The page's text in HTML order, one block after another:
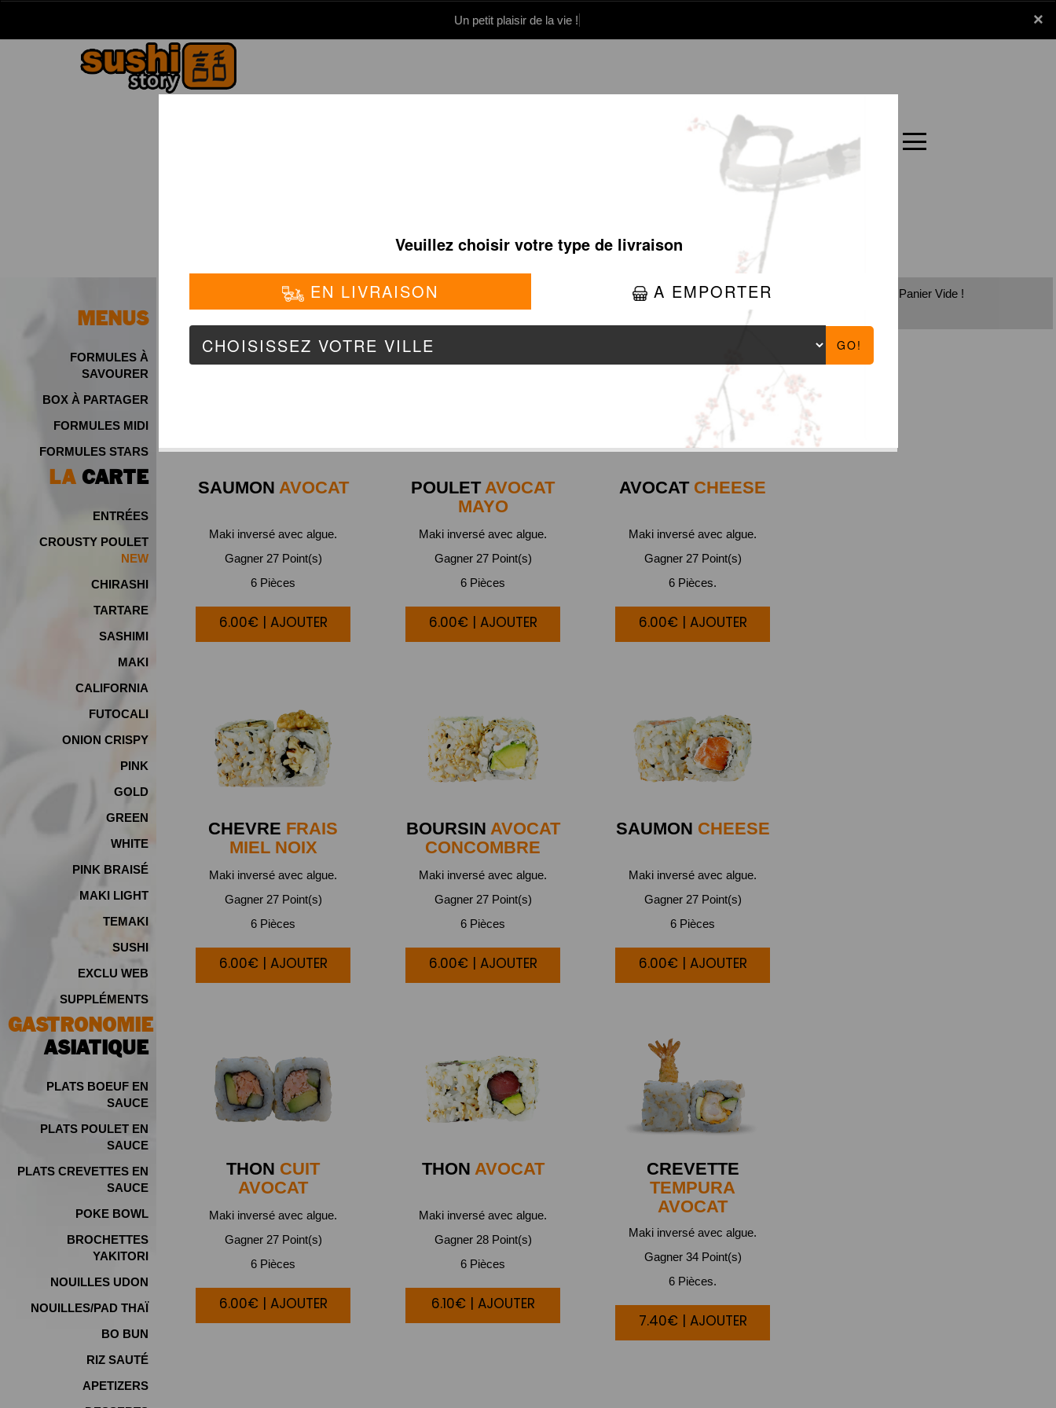
×
Un petit plaisir de la vie !
Panier Carte
x
MENUS
FORMULES À
SAVOURER
BOX À PARTAGER
FORMULES MIDI
FORMULES STARS
LA CARTE
ENTRÉES
CROUSTY POULET
NEW
CHIRASHI
TARTARE
SASHIMI
MAKI
CALIFORNIA
FUTOCALI
ONION CRISPY
PINK
GOLD
GREEN
WHITE
PINK BRAISÉ
MAKI LIGHT
TEMAKI
SUSHI
EXCLU WEB
SUPPLÉMENTS
GASTRONOMIE
ASIATIQUE
PLATS BOEUF EN
SAUCE
PLATS POULET EN
SAUCE
PLATS CREVETTES EN
SAUCE
POKE BOWL
BROCHETTES
YAKITORI
NOUILLES UDON
NOUILLES/PAD THAÏ
BO BUN
RIZ SAUTÉ
APETIZERS
CALIFORNIA
SAUMON AVOCAT
Maki inversé avec algue.
Gagner 27 Point(s)
6 Pièces
6.00€ | AJOUTER
POULETAVOCAT
MAYO
Maki inversé avec algue.
Gagner 27 Point(s)
6 Pièces
6.00€ | AJOUTER
AVOCATCHEESE
Maki inversé avec algue.
Gagner 27 Point(s)
6 Pièces.
6.00€ | AJOUTER
CHEVRE FRAIS
MIEL NOIX
Maki inversé avec algue.
Gagner 27 Point(s)
6 Pièces
6.00€ | AJOUTER
BOURSIN AVOCAT
CONCOMBRE
Maki inversé avec algue.
Gagner 27 Point(s)
6 Pièces
6.00€ | AJOUTER
SAUMON CHEESE
Maki inversé avec algue.
Gagner 27 Point(s)
6 Pièces
6.00€ | AJOUTER
THON CUIT
AVOCAT
Maki inversé avec algue.
Gagner 27 Point(s)
6 Pièces
6.00€ | AJOUTER
THON AVOCAT
Maki inversé avec algue.
Gagner 28 Point(s)
6 Pièces
6.10€ | AJOUTER
CREVETTE
TEMPURA
AVOCAT
Maki inversé avec algue.
Gagner 34 Point(s)
6 Pièces.
7.40€ | AJOUTER
Panier Vide !